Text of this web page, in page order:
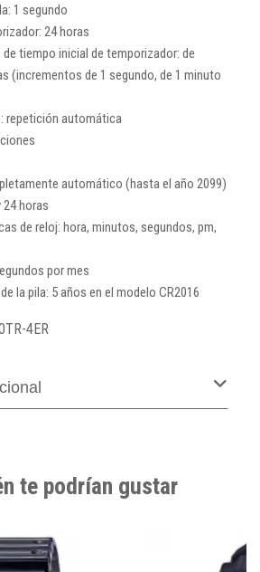
1 segundo
24 horas
de tiempo inicial de temporizador: de
(incrementos de 1 segundo, de 1 minuto
repetición automática
automático (hasta el año 2099)
horas
de reloj: hora, minutos, segundos, pm,
por mes
la pila: 5 años en el modelo CR2016
4ER
te podrían gustar